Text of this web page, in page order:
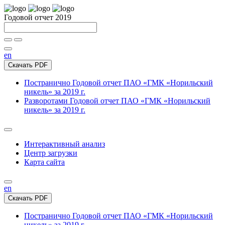
Годовой отчет 2019
en
Скачать PDF
Постранично Годовой отчет ПАО «ГМК «Норильский
никель» за 2019 г.
Разворотами Годовой отчет ПАО «ГМК «Норильский
никель» за 2019 г.
Интерактивный анализ
Центр загрузки
Карта сайта
en
Скачать PDF
Постранично Годовой отчет ПАО «ГМК «Норильский